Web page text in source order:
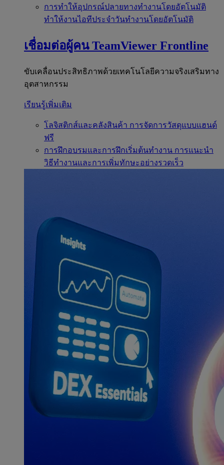
การทำให้อุปกรณ์ปลายทางทำงานโดยอัตโนมัติ
ทำให้งานไอทีประจำวันทำงานโดยอัตโนมัติ
เชื่อมต่อผู้คน TeamViewer Frontline
ขับเคลื่อนประสิทธิภาพด้วยเทคโนโลยีความจริงเสริมทาง
อุตสาหกรรม
เรียนรู้เพิ่มเติม
โลจิสติกส์และคลังสินค้า การจัดการวัสดุแบบแฮนด์
ฟรี
การฝึกอบรมและการฝึกเริ่มต้นทำงาน การแนะนำ
วิธีทำงานและการเพิ่มทักษะอย่างรวดเร็ว